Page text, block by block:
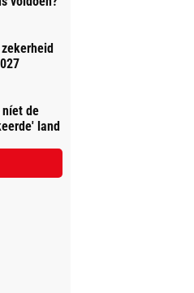
níet de
land